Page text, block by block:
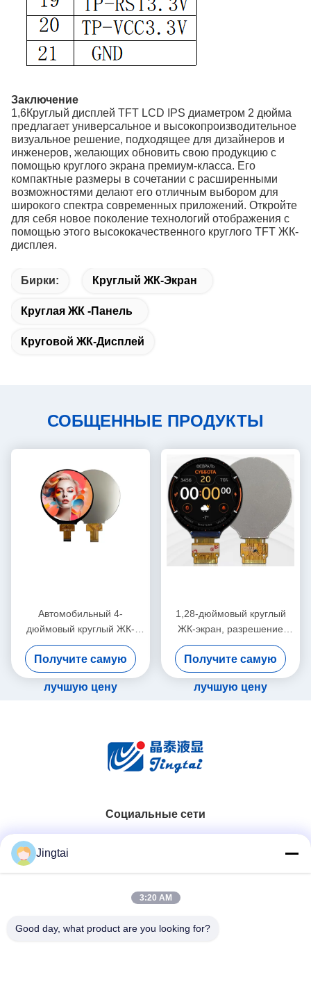
Заключение
1,6Круглый дисплей TFT LCD IPS диаметром 2 дюйма
предлагает универсальное и высокопроизводительное
визуальное решение, подходящее для дизайнеров и
инженеров, желающих обновить свою продукцию с
помощью круглого экрана премиум-класса. Его
компактные размеры в сочетании с расширенными
возможностями делают его отличным выбором для
широкого спектра современных приложений. Откройте
для себя новое поколение технологий отображения с
помощью этого высококачественного круглого TFT ЖК-
дисплея.
Бирки: Круглый ЖК-Экран
Круглая ЖК -панель
Круговой ЖК-Дисплей
СОБЩЕННЫЕ ПРОДУКТЫ
Автомобильный 4-
дюймовый круглый ЖК-
дисплей, разрешение
720x720 пикселей, высокая
яркость
Получите самую
лучшую цену
1,28-дюймовый круглый
ЖК-экран, разрешение
240x240, яркость 380 кд/
м2, IPS TFT дисплей
Получите самую
лучшую цену
Социальные сети
0086-755-27491128
Jingtai
3:20 AM
Good day, what product are you looking for?